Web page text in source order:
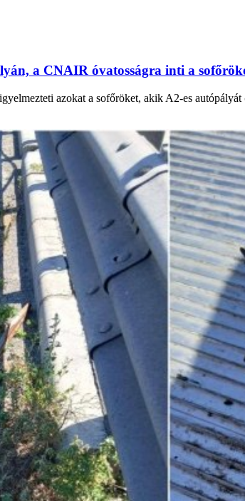
a CNAIR óvatosságra inti a
azokat a sofőröket, akik A2-es